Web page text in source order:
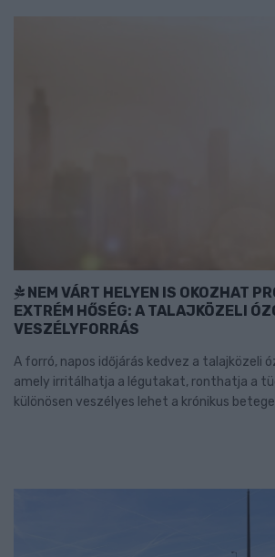
NEM VÁRT HELYEN IS OKOZHAT
EXTRÉM HŐSÉG: A TALAJKÖZELI
VESZÉLYFORRÁS
A forró, napos időjárás kedvez a talajközeli
amely irritálhatja a légutakat, ronthatja a
különösen veszélyes lehet a krónikus